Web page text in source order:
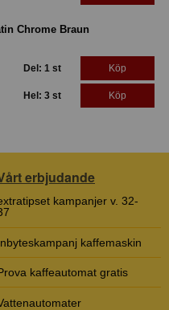
Chrome Braun
Del: 1 st Köp
Hel: 3 st Köp
erbjudande
kampanjer v. 32-
kaffemaskin
kaffeautomat gratis